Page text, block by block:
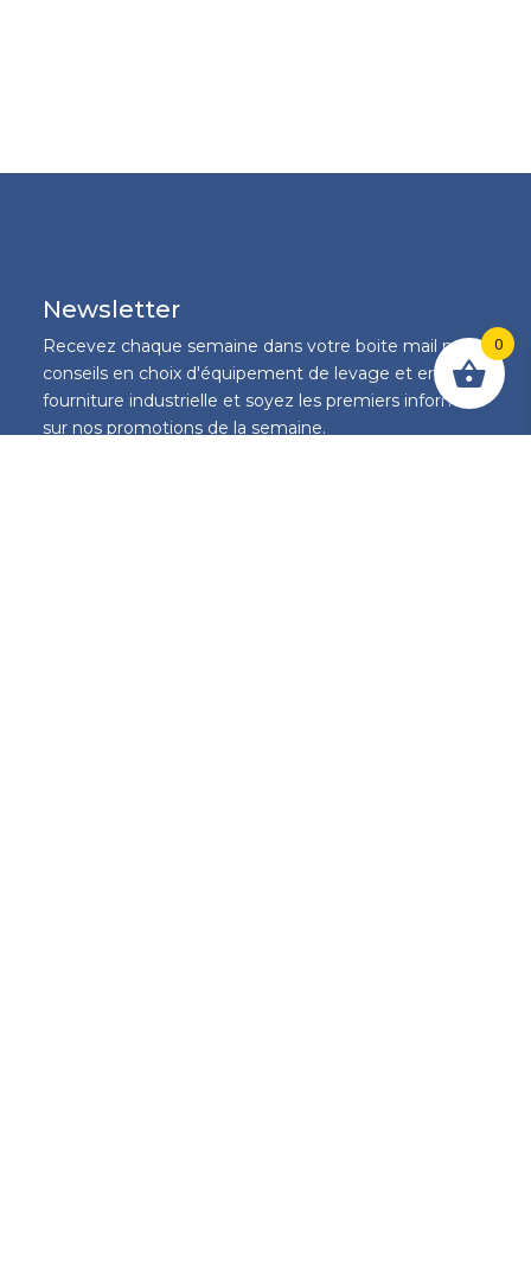
Newsletter
Recevez chaque semaine dans votre boite mail nos
conseils en choix d'équipement de levage et en
fourniture industrielle et soyez les premiers informés
sur nos promotions de la semaine.
0